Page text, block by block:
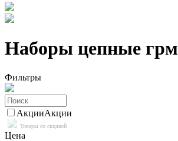
Наборы цепные грм
Фильтры
АкцииАкции
Товары со скидкой
Цена